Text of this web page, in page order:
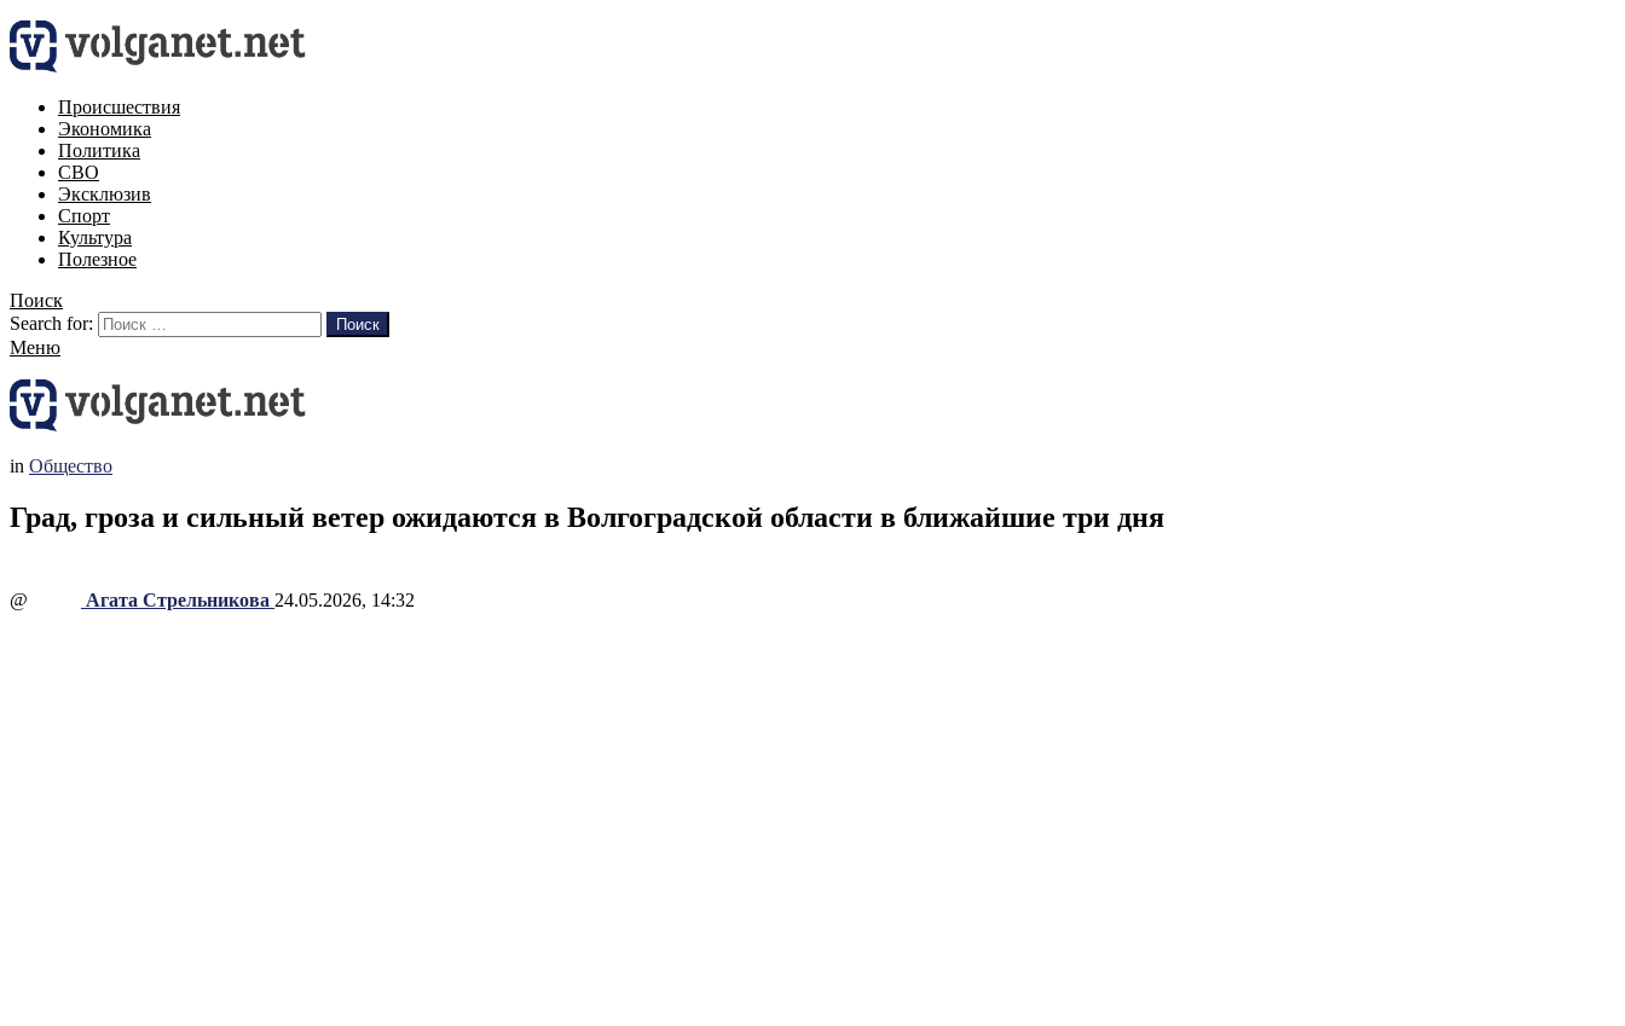
Происшествия
Экономика
Политика
СВО
Эксклюзив
Спорт
Культура
Полезное
Поиск
Search for:
Поиск
Меню
in Общество
Град, гроза и сильный ветер ожидаются в Волгоградской области в ближайшие три дня
@ Агата Стрельникова 24.05.2026, 14:32